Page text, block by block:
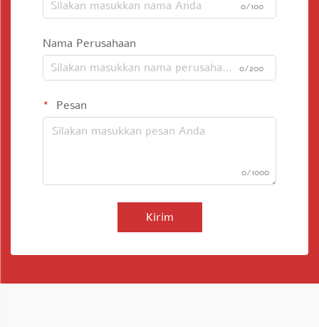
0/100
Nama Perusahaan
0/200
Pesan
0/1000
Kirim